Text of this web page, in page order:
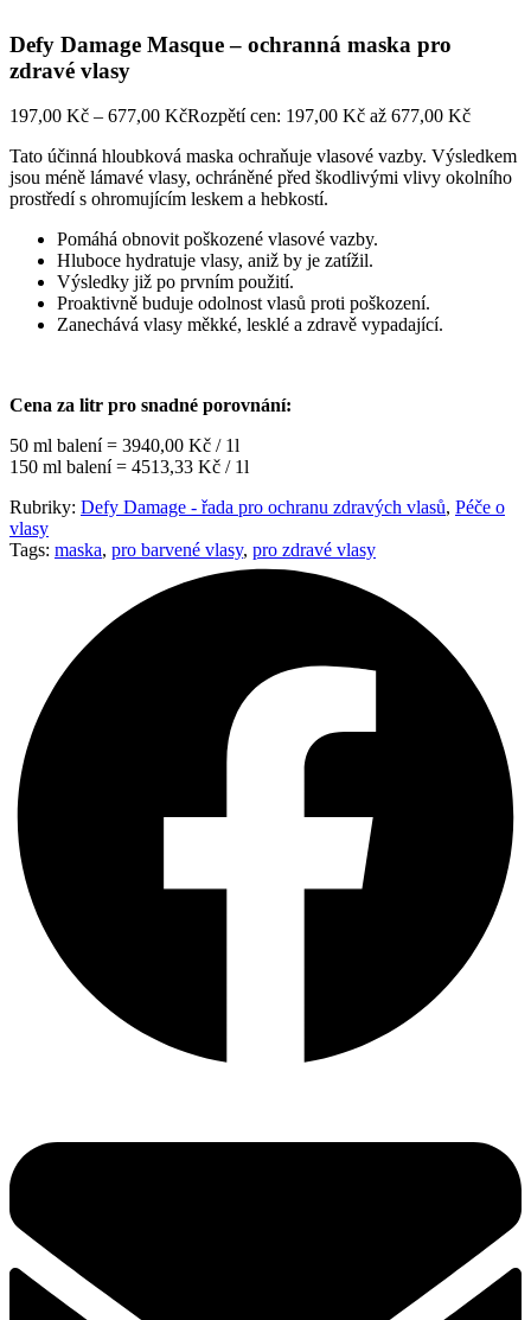
Defy Damage Masque – ochranná maska pro
zdravé vlasy
197,00 Kč – 677,00 KčRozpětí cen: 197,00 Kč až 677,00 Kč
Tato účinná hloubková maska ochraňuje vlasové vazby. Výsledkem
jsou méně lámavé vlasy, ochráněné před škodlivými vlivy okolního
prostředí s ohromujícím leskem a hebkostí.
Pomáhá obnovit poškozené vlasové vazby.
Hluboce hydratuje vlasy, aniž by je zatížil.
Výsledky již po prvním použití.
Proaktivně buduje odolnost vlasů proti poškození.
Zanechává vlasy měkké, lesklé a zdravě vypadající.
Cena za litr pro snadné porovnání:
50 ml balení = 3940,00 Kč / 1l
150 ml balení = 4513,33 Kč / 1l
Rubriky: Defy Damage - řada pro ochranu zdravých vlasů, Péče o
vlasy
Tags: maska, pro barvené vlasy, pro zdravé vlasy